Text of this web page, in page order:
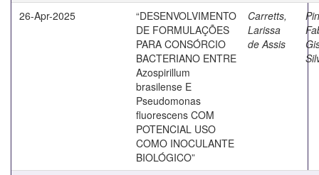
26-Apr-2025
“DESENVOLVIMENTO
DE FORMULAÇÕES
PARA CONSÓRCIO
BACTERIANO ENTRE
Azospirillum
brasilense E
Pseudomonas
fluorescens COM
POTENCIAL USO
COMO INOCULANTE
BIOLÓGICO”
Carretts,
Larissa
de Assis